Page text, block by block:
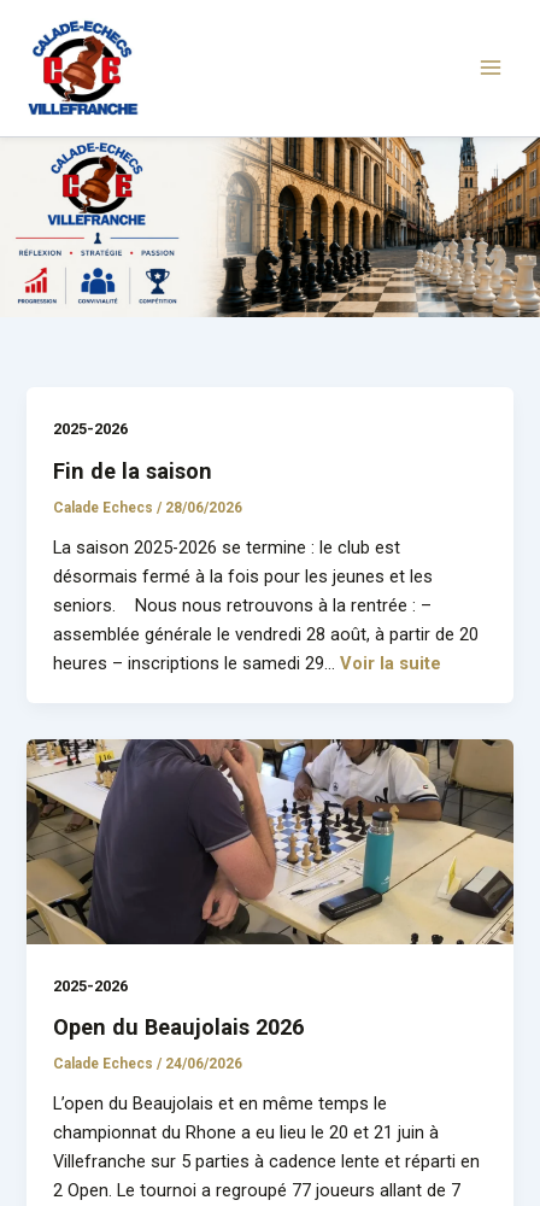
contenu
2025-2026
Fin de la saison
Calade Echecs/ 28/06/2026
La saison 2025-2026 se termine : le club est
désormais fermé à la fois pour les jeunes et les
seniors. Nous nous retrouvons à la rentrée : –
assemblée générale le vendredi 28 août, à partir de 20
heures – inscriptions le samedi 29…Voir la suite
2025-2026
Open du Beaujolais 2026
Calade Echecs/ 24/06/2026
L’open du Beaujolais et en même temps le
championnat du Rhone a eu lieu le 20 et 21 juin à
Villefranche sur 5 parties à cadence lente et réparti en
2 Open. Le tournoi a regroupé 77 joueurs allant de 7